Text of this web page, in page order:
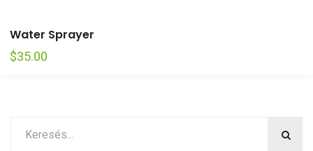
Water Sprayer
$35.00